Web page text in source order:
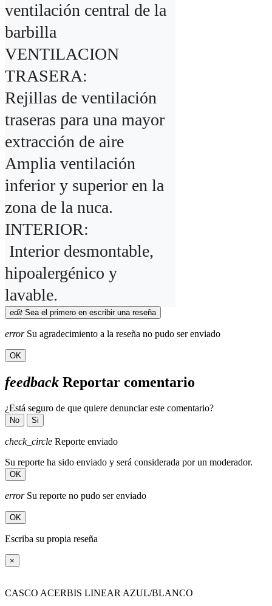
ventilación central de la
barbilla
VENTILACION
TRASERA:
Rejillas de ventilación
traseras para una mayor
extracción de aire
Amplia ventilación
inferior y superior en la
zona de la nuca.
INTERIOR:
hipoalergénico y
lavable.
edit Sea el primero en escribir una reseña
errorSu agradecimiento a la reseña no pudo ser enviado
OK
feedback Reportar comentario
¿Está seguro de que quiere denunciar este comentario?
No Si
check_circle Reporte enviado
Su reporte ha sido enviado y será considerada por un moderador.
OK
errorSu reporte no pudo ser enviado
OK
Escriba su propia reseña
×
CASCO ACERBIS LINEAR AZUL/BLANCO